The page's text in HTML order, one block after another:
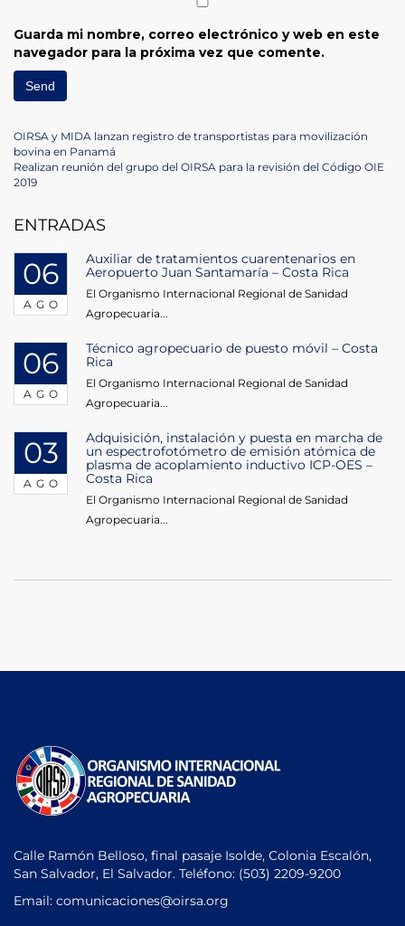
Guarda mi nombre, correo electrónico y web en este
navegador para la próxima vez que comente.
Navegación
de
Previous
Post
OIRSA y MIDA lanzan registro de transportistas para movilización
bovina en Panamá
Next
Post
Realizan reunión del grupo del OIRSA para la revisión del Código OIE
2019
ENTRADAS
06
AGO
Auxiliar de tratamientos cuarentenarios en
Aeropuerto Juan Santamaría – Costa Rica
El Organismo Internacional Regional de Sanidad
Agropecuaria...
06
AGO
Técnico agropecuario de puesto móvil – Costa
Rica
El Organismo Internacional Regional de Sanidad
Agropecuaria...
03
AGO
Adquisición, instalación y puesta en marcha de
un espectrofotómetro de emisión atómica de
plasma de acoplamiento inductivo ICP-OES –
Costa Rica
El Organismo Internacional Regional de Sanidad
Agropecuaria...
Calle Ramón Belloso, final pasaje Isolde, Colonia Escalón,
San Salvador, El Salvador. Teléfono: (503) 2209-9200
Email: comunicaciones@oirsa.org